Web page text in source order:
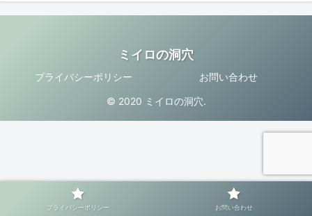
ミイロの洞穴
プライバシーポリシー お問い合わせ
© 2020 ミイロの洞穴.
プライバシーポリシー お問い合わせ